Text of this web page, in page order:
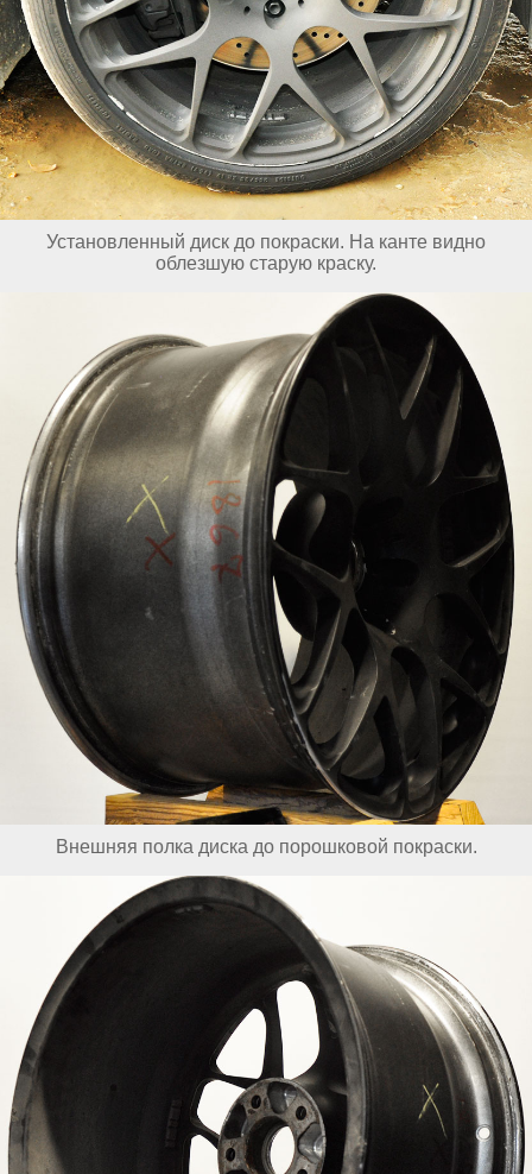
Установленный диск до покраски. На канте видно
облезшую старую краску.
Внешняя полка диска до порошковой покраски.